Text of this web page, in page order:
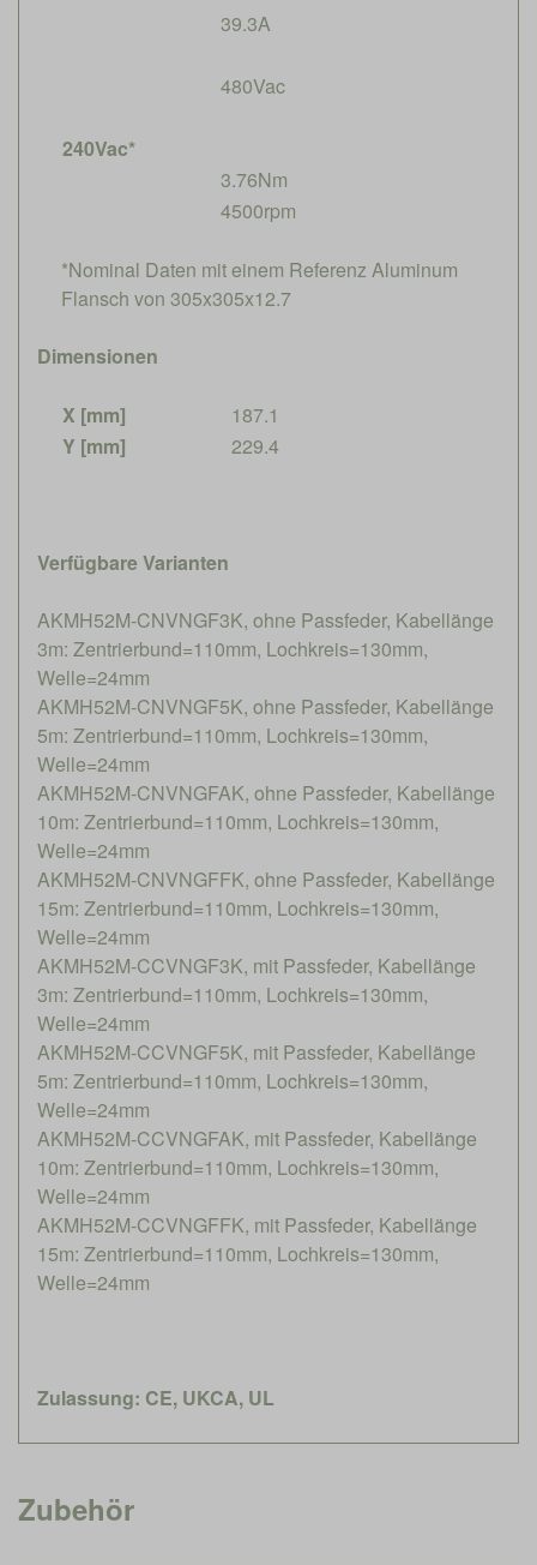
39.3A
480Vac
240Vac*
3.76Nm
4500rpm
*Nominal Daten mit einem Referenz Aluminum
Flansch von 305x305x12.7
Dimensionen
X [mm]
187.1
Y [mm]
229.4
Verfügbare Varianten
AKMH52M-CNVNGF3K, ohne Passfeder, Kabellänge
3m: Zentrierbund=110mm, Lochkreis=130mm,
Welle=24mm
AKMH52M-CNVNGF5K, ohne Passfeder, Kabellänge
5m: Zentrierbund=110mm, Lochkreis=130mm,
Welle=24mm
AKMH52M-CNVNGFAK, ohne Passfeder, Kabellänge
10m: Zentrierbund=110mm, Lochkreis=130mm,
Welle=24mm
AKMH52M-CNVNGFFK, ohne Passfeder, Kabellänge
15m: Zentrierbund=110mm, Lochkreis=130mm,
Welle=24mm
AKMH52M-CCVNGF3K, mit Passfeder, Kabellänge
3m: Zentrierbund=110mm, Lochkreis=130mm,
Welle=24mm
AKMH52M-CCVNGF5K, mit Passfeder, Kabellänge
5m: Zentrierbund=110mm, Lochkreis=130mm,
Welle=24mm
AKMH52M-CCVNGFAK, mit Passfeder, Kabellänge
10m: Zentrierbund=110mm, Lochkreis=130mm,
Welle=24mm
AKMH52M-CCVNGFFK, mit Passfeder, Kabellänge
15m: Zentrierbund=110mm, Lochkreis=130mm,
Welle=24mm
Zulassung: CE, UKCA, UL
Zubehör